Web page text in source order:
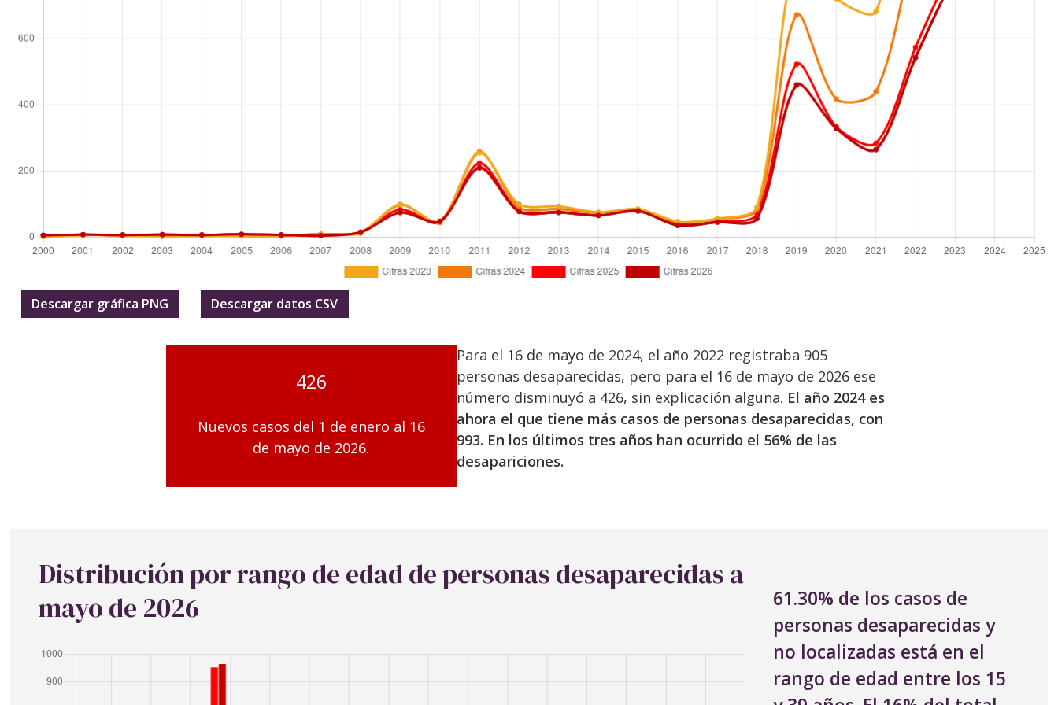
Descargar gráfica PNG Descargar datos CSV
426
Nuevos casos del 1 de enero al 16
de mayo de 2026.
Para el 16 de mayo de 2024, el año 2022 registraba 905
personas desaparecidas, pero para el 16 de mayo de 2026 ese
número disminuyó a 426, sin explicación alguna. El año 2024 es
ahora el que tiene más casos de personas desaparecidas, con
993. En los últimos tres años han ocurrido el 56% de las
desapariciones.
Distribución por rango de edad de personas desaparecidas a
mayo de 2026
61.30% de los casos de
personas desaparecidas y
no localizadas está en el
rango de edad entre los 15